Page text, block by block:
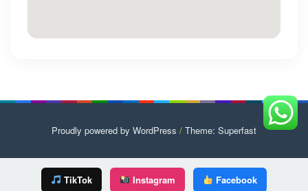
Proudly powered by WordPress / Theme: Superfast
TikTok Instagram Facebook